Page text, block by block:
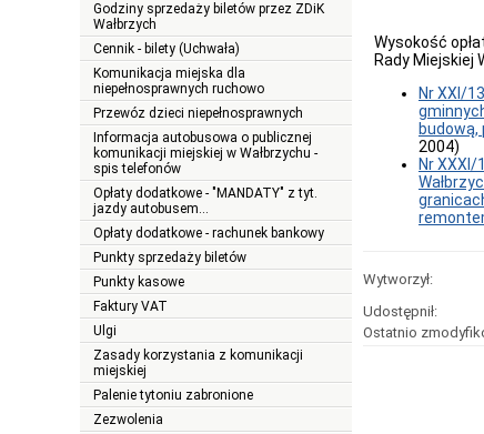
Godziny sprzedaży biletów przez ZDiK
Wałbrzych
Cennik - bilety (Uchwała)
Komunikacja miejska dla
niepełnosprawnych ruchowo
Przewóz dzieci niepełnosprawnych
Informacja autobusowa o publicznej
komunikacji miejskiej w Wałbrzychu -
spis telefonów
Opłaty dodatkowe - "MANDATY" z tyt.
jazdy autobusem...
Opłaty dodatkowe - rachunek bankowy
Punkty sprzedaży biletów
Punkty kasowe
Faktury VAT
Ulgi
Zasady korzystania z komunikacji
miejskiej
Palenie tytoniu zabronione
Zezwolenia
Wysokość
Rady Miejskiej
Nr XXI/
2004)
Nr
Wytworzył:
Udostępnił:
Ostatnio